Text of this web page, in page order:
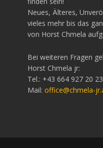
Neues, Älteres,
vieles mehr bis das
von Horst Chmela
Bei weiteren Fragen
Horst Chmela jr:
Tel.: +43 664 927 20 23
Mail:office@chmela-